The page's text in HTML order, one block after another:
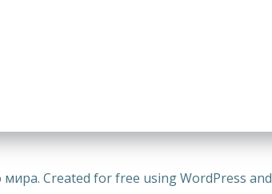
Created for free using WordPress and